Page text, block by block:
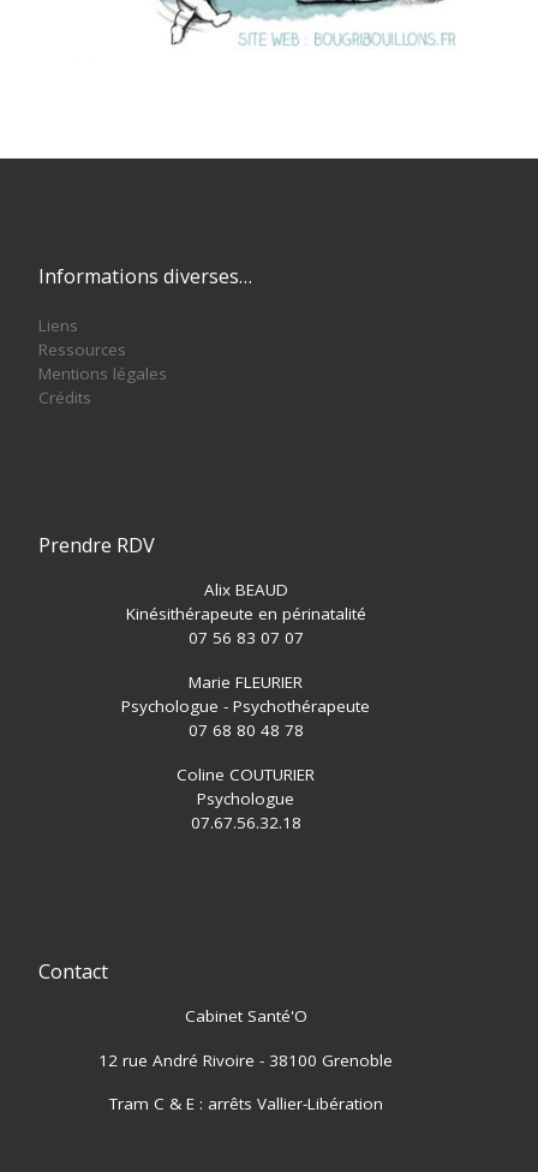
Informations diverses…
Liens
Ressources
Mentions légales
Crédits
Prendre RDV
Alix BEAUD
Kinésithérapeute en périnatalité
07 56 83 07 07
Marie FLEURIER
Psychologue - Psychothérapeute
07 68 80 48 78
Coline COUTURIER
Psychologue
07.67.56.32.18
Contact
Cabinet Santé'O
12 rue André Rivoire - 38100 Grenoble
Tram C & E : arrêts Vallier-Libération